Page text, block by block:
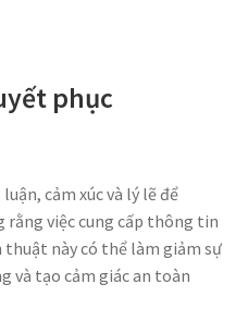
phục
cảm xúc và lý lẽ để
việc cung cấp thông tin
thuật này có thể làm giảm sự
và tạo cảm giác an toàn